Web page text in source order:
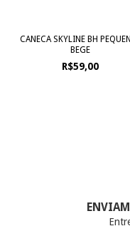
CANECA SKYLINE BH
BEGE
R$59,00